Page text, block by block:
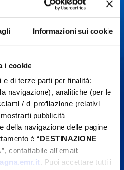
Informazioni sui cookie
i cookie
e di terze parti per finalità:
navigazione), analitiche (per le
/ di profilazione (relativi
pubblicità
della navigazione delle pagine
è “DESTINAZIONE
”, contattabile all'email:
. Puoi accettare tutti i
Cerca
subire variazioni,
organizzatori prima di